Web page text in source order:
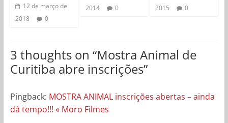
12 de março de
2018
0
2014
0
2015
0
3 thoughts on “Mostra Animal de
Curitiba abre inscrições”
Pingback: MOSTRA ANIMAL inscrições abertas – ainda
dá tempo!!! « Moro Filmes